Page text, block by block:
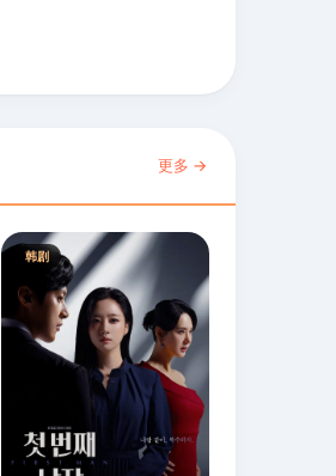
更多 →
韩剧